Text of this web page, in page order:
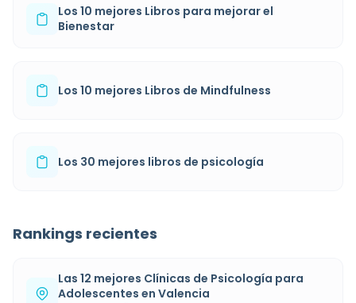
Los 10 mejores Libros para mejorar el
Bienestar
Los 10 mejores Libros de Mindfulness
Los 30 mejores libros de psicología
Rankings recientes
Las 12 mejores Clínicas de Psicología para
Adolescentes en Valencia